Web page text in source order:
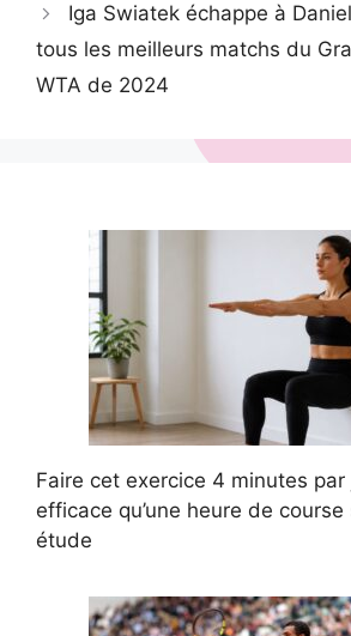
Iga Swiatek échappe à
tous les meilleurs matchs du
WTA de 2024
Faire cet exercice 4 minutes
efficace qu’une heure de course
étude